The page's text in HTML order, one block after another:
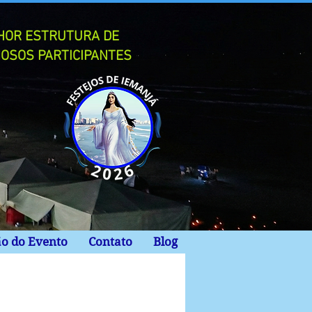
ESTRUTURA DE
PARTICIPANTES
do Evento Contato Blog